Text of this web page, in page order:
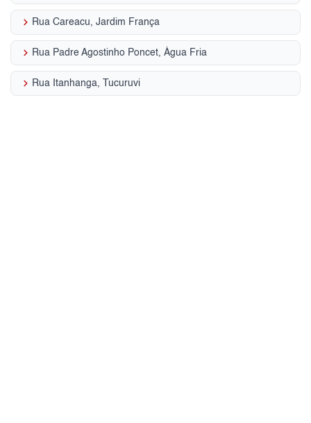
keyboard_arrow_right Rua Careacu, Jardim França
keyboard_arrow_right Rua Padre Agostinho Poncet, Água Fria
keyboard_arrow_right Rua Itanhanga, Tucuruvi